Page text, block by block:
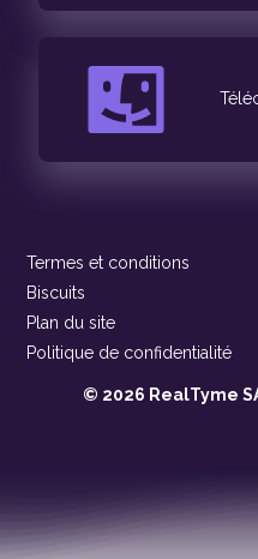
© 2026 RealTyme
Termes et conditions
Biscuits
Plan du site
Politique de confidentialité